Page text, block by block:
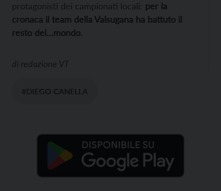
protagonisti dei campionati locali: per la
cronaca il team della Valsugana ha battuto il
resto del…mondo.
di redazione VT
#DIEGO CANELLA